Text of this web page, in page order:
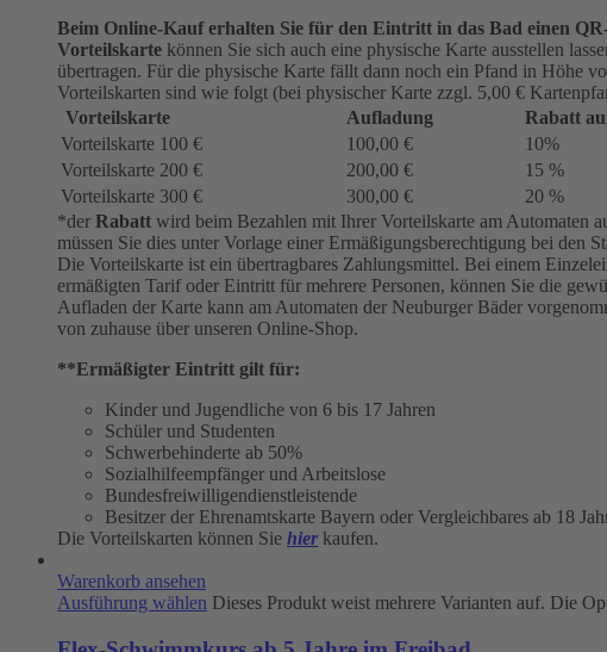
Beim Online-Kauf erhalten Sie für den Eintritt in das Bad einen
Vorteilskarte können Sie sich auch eine physische Karte ausstellen
übertragen. Für die physische Karte fällt dann noch ein Pfand in Höhe
Vorteilskarten sind wie folgt (bei physischer Karte zzgl. 5,00 €
Vorteilskarte
Aufladung
Rabatt
Vorteilskarte 100 €
100,00 €
10%
Vorteilskarte 200 €
200,00 €
15 %
Vorteilskarte 300 €
300,00 €
20 %
*der Rabatt wird beim Bezahlen mit Ihrer Vorteilskarte am Automaten
müssen Sie dies unter Vorlage einer Ermäßigungsberechtigung bei den
Die Vorteilskarte ist ein übertragbares Zahlungsmittel. Bei einem
ermäßigten Tarif oder Eintritt für mehrere Personen, können Sie die
Aufladen der Karte kann am Automaten der Neuburger Bäder
von zuhause über unseren Online-Shop.
**Ermäßigter Eintritt gilt für:
Kinder und Jugendliche von 6 bis 17 Jahren
Schüler und Studenten
Schwerbehinderte ab 50%
Sozialhilfeempfänger und Arbeitslose
Bundesfreiwilligendienstleistende
Besitzer der Ehrenamtskarte Bayern oder Vergleichbares ab 18
Die Vorteilskarten können Sie hier kaufen.
Warenkorb ansehen
Ausführung wählen Dieses Produkt weist mehrere Varianten auf. Die